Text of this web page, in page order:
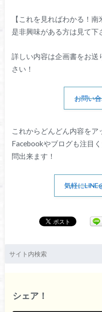
【これを見ればわかる！南
是非興味がある方は見て下
詳しい内容は企画書をお送
さい！
お問い
これからどんどん内容をア
Facebookやブログも注目
問出来ます！
気軽に
シェア！